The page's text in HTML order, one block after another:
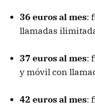
36 euros al mes:
llamadas
37 euros al mes:
y móvil con
42 euros al mes: